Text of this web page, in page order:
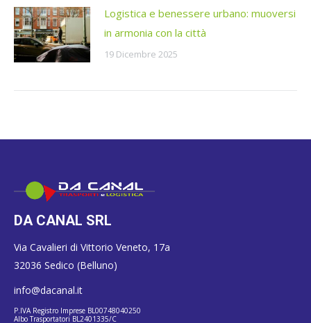
Logistica e benessere urbano: muoversi
in armonia con la città
19 Dicembre 2025
DA CANAL SRL
Via Cavalieri di Vittorio Veneto, 17a
32036 Sedico (Belluno)
info@dacanal.it
P.IVA Registro Imprese BL00748040250
Albo Trasportatori BL2401335/C